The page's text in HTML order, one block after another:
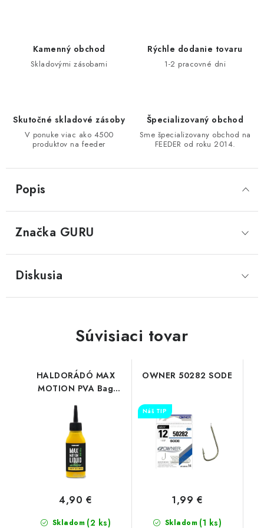
VŠEOBECNÉ NARIADENIE O BEZPEČNOSTI
PRODUKTOV (GPSR)
Doprava Navštívte našu predajňu v MARCELOVEJ »
Kamenný obchod
Skladovými zásobami
Rýchle dodanie tovaru
1-2 pracovné dni
Skutočné skladové zásoby
V ponuke viac ako 4500
produktov na feeder
Špecializovaný obchod
Sme špecializovany obchod na
FEEDER od roku 2014.
Popis
Značka GURU
Diskusia
Súvisiaci tovar
HALDORÁDÓ MAX
MOTION PVA Bag
Corn
Skladom (2 ks)
4,90 €
OWNER 50282 SODE
Náš TIP
Skladom (1 ks)
1,99 €